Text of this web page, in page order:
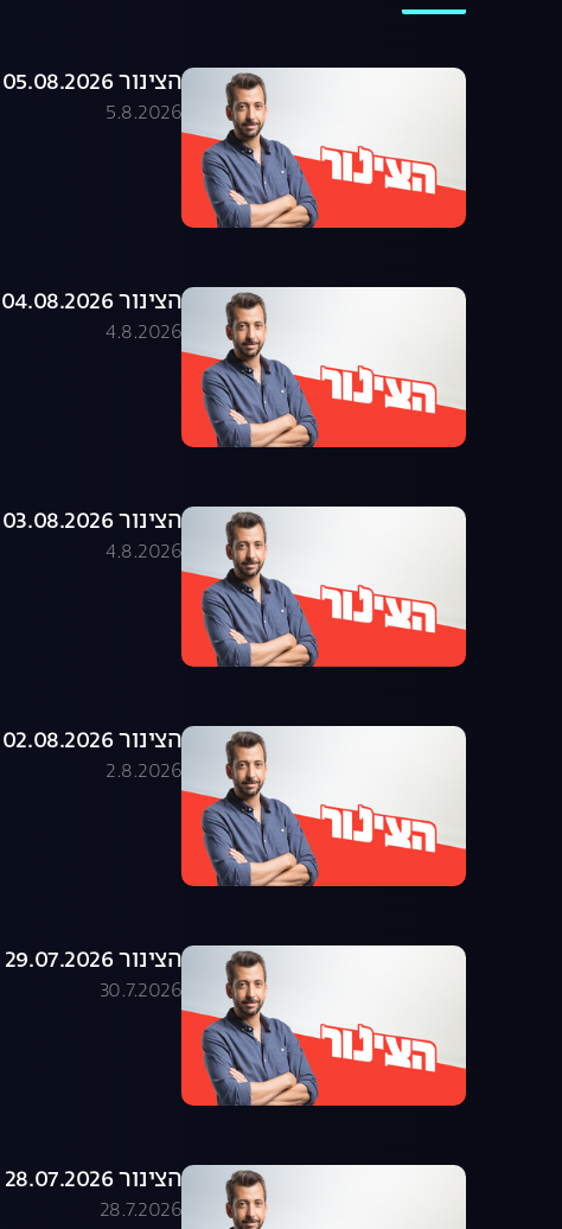
הצינור 05.08.2026 - התוכנית המלאה
5.8.2026
הצינור 04.08.2026 - התוכנית המלאה
4.8.2026
הצינור 03.08.2026 - התוכנית המלאה
4.8.2026
הצינור 02.08.2026 - התוכנית המלאה
2.8.2026
הצינור 29.07.2026 - התוכנית המלאה
30.7.2026
הצינור 28.07.2026 - התוכנית המלאה
28.7.2026